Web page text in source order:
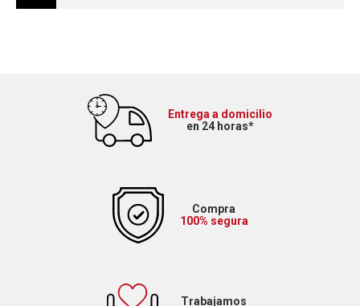
Entrega a domicilio
en 24 horas*
Compra
100% segura
Trabajamos